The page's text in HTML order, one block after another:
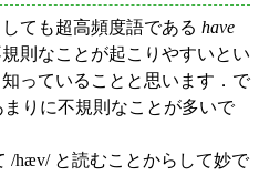
ても超高頻度語である have
則なことが起こりやすいとい
っていることと思います．で
りに不規則なことが多いで
/hæv/ と読むことからして妙で